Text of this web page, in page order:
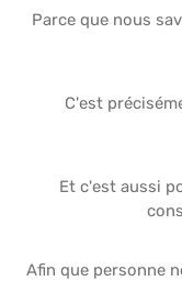
Parce que nous
C'est
Et c'est aussi
Afin que personne